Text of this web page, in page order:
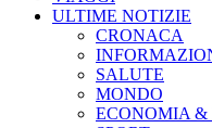
ULTIME NOTIZIE
CRONACA
SALUTE
MONDO
ECONOMIA &